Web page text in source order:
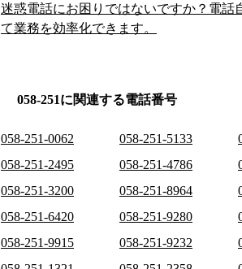
迷惑電話にお困りではないですか？電話
て業務を効率化できます。
058-251に関連する電話番号
058-251-0062 058-251-5133
058-251-2495
058-251-4786
058-251-3200
058-251-8964
058-251-6420
058-251-9280
058-251-9915
058-251-9232